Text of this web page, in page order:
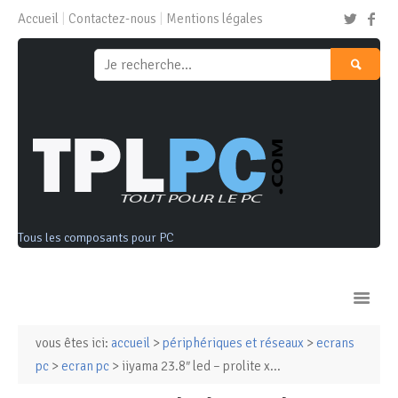
Accueil Contactez-nous Mentions légales
Tous les composants pour PC
Ordinateurs & Tablettes
vous êtes ici: accueil > périphériques et réseaux > ecrans
pc > ecran pc > iiyama 23.8″ led – prolite x...